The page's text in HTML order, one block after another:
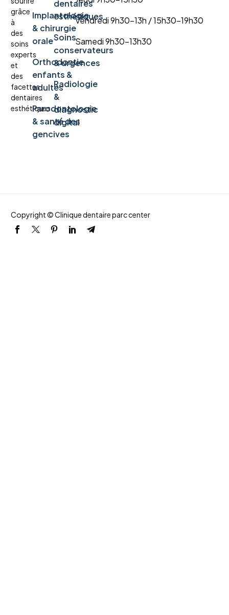
grâce
à
des
soins
experts
et
des
facettes
dentaires
esthétiques.
Implantologie
& chirurgie
orale
Orthodontie
enfants &
adultes
Parodontologie
& santé des
gencives
dentaires
esthétiques
Soins
conservateurs
& urgences
Radiologie
&
diagnostic
digital
Vendredi 9h30-13h / 15h30-19h30
Samedi 9h30-13h30
Copyright © Clinique dentaire parc center